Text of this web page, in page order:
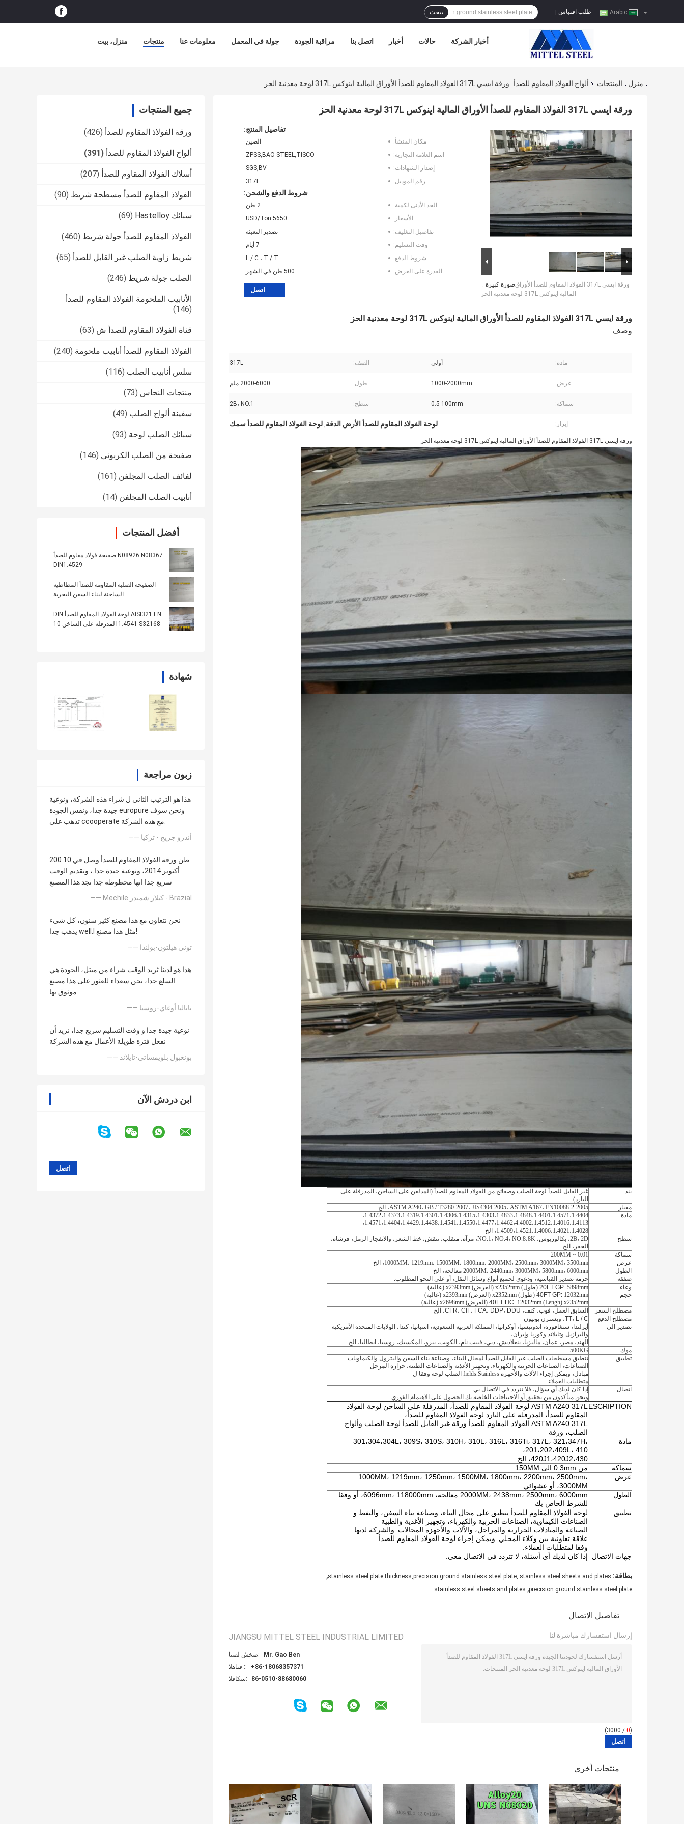
طلب اقتباس يبحث
منزل، بيت منتجات معلومات عنا جولة في المعمل مراقبة الجودة اتصل بنا أخبار حالات أخبار الشركة
منزل المنتجات ألواح الفولاذ المقاوم للصدأ ورقة ايسي 317L الفولاذ المقاوم للصدأ الأوراق المالية اينوكس 317L لوحة معدنية الحز
جميع المنتجات
ورقة الفولاذ المقاوم للصدأ (426)
ألواح الفولاذ المقاوم للصدأ (391)
أسلاك الفولاذ المقاوم للصدأ (207)
الفولاذ المقاوم للصدأ مسطحة شريط (90)
سبائك Hastelloy (69)
الفولاذ المقاوم للصدأ جولة شريط (460)
شريط زاوية الصلب غير القابل للصدأ (65)
الصلب جولة شريط (246)
الأنابيب الملحومة الفولاذ المقاوم للصدأ
(146)
قناة الفولاذ المقاوم للصدأ ش (63)
الفولاذ المقاوم للصدأ أنابيب ملحومة (240)
سلس أنابيب الصلب (116)
منتجات النحاس (73)
سفينة ألواح الصلب (49)
سبائك الصلب لوحة (93)
صفيحة من الصلب الكربوني (146)
لفائف الصلب المجلفن (161)
أنابيب الصلب المجلفن (14)
أفضل المنتجات
N08926 N08367 صفيحة فولاذ مقاوم للصدأ
DIN1.4529
الصفيحة الصلبة المقاومة للصدأ المطاطية
الساخنة لبناء السفن البحرية
AISI321 EN لوحة الفولاذ المقاوم للصدأ DIN
1.4541 S32168 المدرفلة على الساخن 10
شهادة
زبون مراجعة
هذا هو الترتيب الثاني ل شراء هذه الشركة، ونوعية
جيدة جدا، ونفس الجودة europure ونحن سوف
تذهب على ccooperate مع هذه الشركة.
—— أندرو جريج - تركيا
200 طن ورقة الفولاذ المقاوم للصدأ وصل في 10
أكتوبر 2014، ونوعية جيدة جدا.، وتقديم الوقت
سريع جدا انها محظوظة جدا نجد هذا المصنع
—— Mechile كيلار شمندر - Brazial
نحن نتعاون مع هذا مصنع كثير سنون، كل شيء
يذهب جدا well.l مثل هذا مصنع!
—— توني هيلتون-بولندا
هذا هو لدينا ثريد الوقت شراء من ميتل، الجودة هي
السلع جدا، نحن سعداء للعثور على هذا مصنع
موثوق بها
—— ناتاليا أوغاي-روسيا
نوعية جيدة جدا و وقت التسليم سريع جدا، نريد أن
نفعل فترة طويلة الأعمال مع هذه الشركة
—— بونغبول بلويمساتي-تايلاند
ابن دردش الآن
ورقة ايسي 317L الفولاذ المقاوم للصدأ الأوراق المالية اينوكس 317L لوحة معدنية الحز
صورة كبيرة :ورقة ايسي 317L الفولاذ المقاوم للصدأ الأوراق
المالية اينوكس 317L لوحة معدنية الحز
تفاصيل المنتج:
مكان المنشأ:
الصين
اسم العلامة التجارية:
ZPSS,BAO STEEL,TISCO
إصدار الشهادات:
SGS,BV
رقم الموديل:
317L
شروط الدفع والشحن:
الحد الأدنى لكمية:
2 طن
الأسعار:
5650 USD/Ton
تفاصيل التغليف:
تصدير التعبئة
وقت التسليم:
7 أيام
شروط الدفع:
L / C ، T / T
القدرة على العرض:
500 طن في الشهر
اتصل
ورقة ايسي 317L الفولاذ المقاوم للصدأ الأوراق المالية اينوكس 317L لوحة معدنية الحز
وصف
مادة: أولي الصف: 317L
عرض: 1000-2000mm طول: 2000-6000 ملم
سماكة: 0.5-100mm سطح: 2B، NO.1
إبراز: لوحة الفولاذ المقاوم للصدأ الأرض الدقة, لوحة الفولاذ المقاوم للصدأ سمك
ورقة ايسي 317L الفولاذ المقاوم للصدأ الأوراق المالية اينوكس 317L لوحة معدنية الحز
بند
غير القابل للصدأ لوحة الصلب وصفائح من الفولاذ المقاوم للصدأ (المدلفن على الساخن، المدرفلة على
البارد)
معيار
ASTM A240، GB / T3280-2007، JIS4304-2005، ASTM A167، EN10088-2-2005، الخ
مادة
1.4372،1.4373،1.4319،1.4301،1.4306،1.4315،1.4303،1.4833،1.4848،1.4401،1.4571،1.4404،
1.4571،1.4404،1.4429،1.4438،1.4541،1.4550،1.4477،1.4462،4.4002،1.4512،1.4016،1.4113،
1.4509،1.4521،1.4006،1.4021،1.4028، الخ
سطح
2B، 2D، بكالوريوس، NO.1، NO.4، NO.8،8K، مرآة، متقلب، تنقش، خط الشعر، والانفجار الرمل، فرشاة،
الحفر، الخ
سماكة
0.01 ~ 200MM
عرض
1000MM، 1219mm، 1500MM، 1800mm، 2000MM، 2500mm، 3000MM، 3500mm، الخ
الطول
2000MM، 2440mm، 3000MM، 5800mm، 6000mm معالجة، الخ
صفقة
حزمة تصدير القياسية، ودعوى لجميع أنواع وسائل النقل، أو على النحو المطلوب.
وعاء
حجم
20FT GP: 5898mm (طول) x2352mm (العرض) x2393mm (عالية)
40FT GP: 12032mm (طول) x2352mm (العرض) x2393mm (عالية)
40FT HC: 12032mm (Lengh) x2352mm (العرض) x2698mm (عالية)
مصطلح السعر
السابق العمل، فوب، كنف، CFR، CIF، FCA، DDP، DDU، الخ
مصطلح الدفع
TT، L / C، ويسترن يونيون
تصدير الى
أيرلندا، سنغافورة، اندونيسيا، أوكرانيا، المملكة العربية السعودية، اسبانيا، كندا، الولايات المتحدة الأمريكية
والبرازيل وتايلاند وكوريا وإيران،
الهند، مصر، عمان، ماليزيا، بنغلاديش، دبي، فييت نام، الكويت، بيرو، المكسيك، روسيا، ايطاليا، الخ
موك
500KG
تطبيق
تنطبق مسطحات الصلب غير القابل للصدأ لمجال البناء، وصناعة بناء السفن والبترول والكيماويات
الصناعات، الصناعات الحربية والكهرباء، وتجهيز الأغذية والصناعات الطبية، حرارة المرجل
مبادل، ويمكن إجراء الآلات والأجهزة fields.Stainless الصلب لوحة وفقا ل
متطلبات العملاء.
اتصال
إذا كان لديك أي سؤال، فلا تتردد في الاتصال بي.
ونحن متأكدون من تحقيق أو الاحتياجات الخاصة بك الحصول على الاهتمام الفوري.
ESCRIPTION
ASTM A240 317L لوحة الفولاذ المقاوم للصدأ، المدرفلة على الساخن لوحة الفولاذ
المقاوم للصدأ، المدرفلة على البارد لوحة الفولاذ المقاوم للصدأ،
ASTM A240 317L الفولاذ المقاوم للصدأ ورقة غير القابل للصدأ لوحة الصلب وألواح
الصلب، ورقة
مادة
301،304،304L، 309S، 310S، 310H، 310L، 316L، 316Ti، 317L، 321،347H،
201،202،409L، 410،
420J1،420J2،430، الخ
سماكة
من 0.3mm الى 150MM
عرض
1000MM، 1219mm، 1250mm، 1500MM، 1800mm، 2200mm، 2500mm،
3000MM، أو عشوائي
الطول
2000MM، 2438mm، 2500mm، 6000mm معالجة، 6096mm، 118000mm، أو وفقا
للشرط الخاص بك
تطبيق
لوحة الفولاذ المقاوم للصدأ ينطبق على مجال البناء، وصناعة بناء السفن، والنفط و
الصناعات الكيماوية، الصناعات الحربية والكهرباء، وتجهيز الأغذية والطبية
الصناعة والمبادلات الحرارية والمراجل، والآلات والأجهزة المجالات. والشركة لديها
علاقة تعاونية بين وكلاء المحلي. ويمكن إجراء لوحة الفولاذ المقاوم للصدأ
وفقا لمتطلبات العملاء.
جهات الاتصال
إذا كان لديك أي أسئلة، لا تتردد في الاتصال معي.
بطاقة: stainless steel plate thickness,precision ground stainless steel plate, stainless steel sheets and plates
,
precision ground stainless steel plate
,
stainless steel sheets and plates
تفاصيل الاتصال
JIANGSU MITTEL STEEL INDUSTRIAL LIMITED
اتصل شخص:
Mr. Gao Ben
الهاتف ::
+86-18068357371
الفاكس:
86-0510-88680060
إرسال استفسارك مباشرة لنا
(
0
/ 3000)
منتجات أخرى